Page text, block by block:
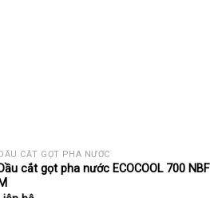
DẦU CẮT GỌT PHA NƯỚC
Dầu cắt gọt pha nước ECOCOOL 700 NBF
M